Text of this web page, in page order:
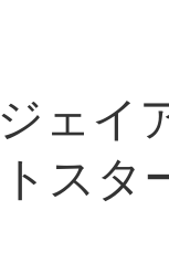
ェイ
スタ